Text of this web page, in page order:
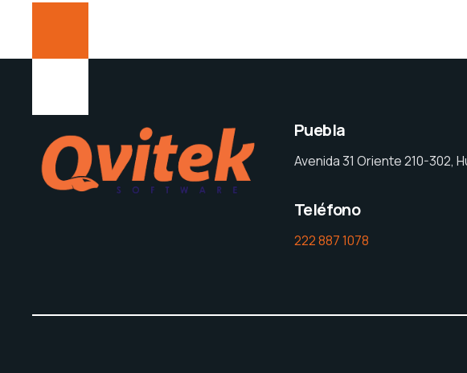
Puebla
Avenida 31 Oriente 210-302,
Teléfono
222 887 1078